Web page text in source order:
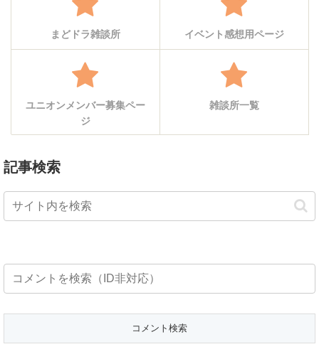
まどドラ雑談所 イベント感想用ページ
ユニオンメンバー募集ペー
ジ
雑談所一覧
記事検索